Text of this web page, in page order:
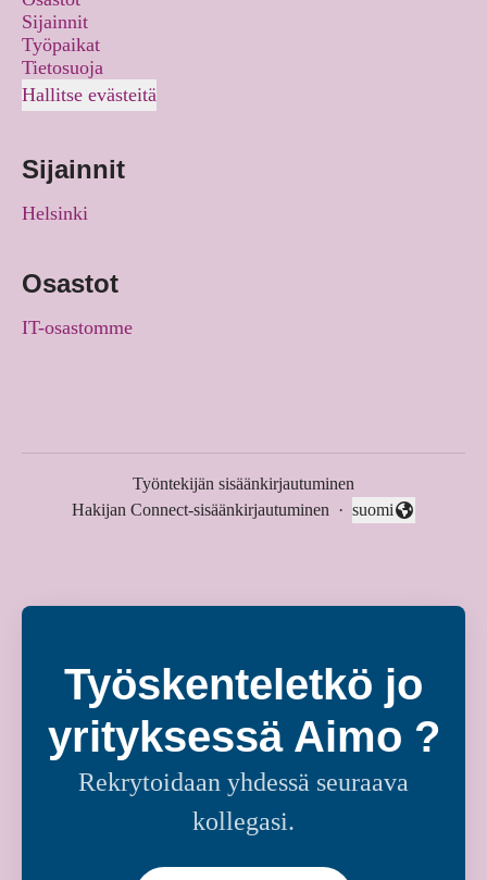
Sijainnit
Työpaikat
Tietosuoja
Hallitse evästeitä
Sijainnit
Helsinki
Osastot
IT-osastomme
Työntekijän sisäänkirjautuminen
Hakijan Connect-sisäänkirjautuminen ·
Vaihda kieli
suomi
Työskenteletkö jo
yrityksessä Aimo ?
Rekrytoidaan yhdessä seuraava
kollegasi.